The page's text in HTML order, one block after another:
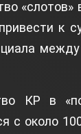
к
КР в
с около